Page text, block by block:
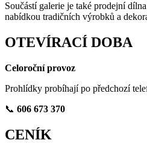
Součástí galerie je také prodejní
nabídkou tradičních výrobků a
OTEVÍRACÍ DOBA
Celoroční provoz
Prohlídky probíhají po předchozí
📞 606 673 370
CENÍK